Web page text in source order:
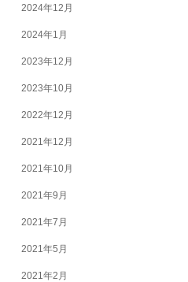
2024年12月
2024年1月
2023年12月
2023年10月
2022年12月
2021年12月
2021年10月
2021年9月
2021年7月
2021年5月
2021年2月